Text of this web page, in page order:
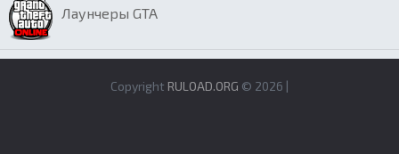
Лаунчеры GTA
Copyright RULOAD.ORG © 2026 |